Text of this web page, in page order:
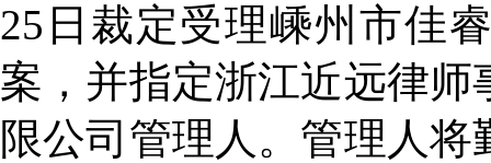
25日裁定受理嵊州市佳
案，并指定浙江近远律
限公司管理人。管理人